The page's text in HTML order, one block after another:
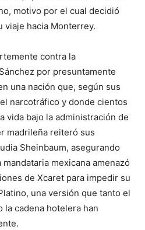
motivo por el cual decidió
viaje hacia Monterrey.
contra la
por presuntamente
una nación que, según sus
narcotráfico y donde cientos
vida bajo la administración de
madrileña reiteró sus
Sheinbaum, asegurando
mexicana amenazó
de Xcaret para impedir su
una versión que tanto el
cadena hotelera han